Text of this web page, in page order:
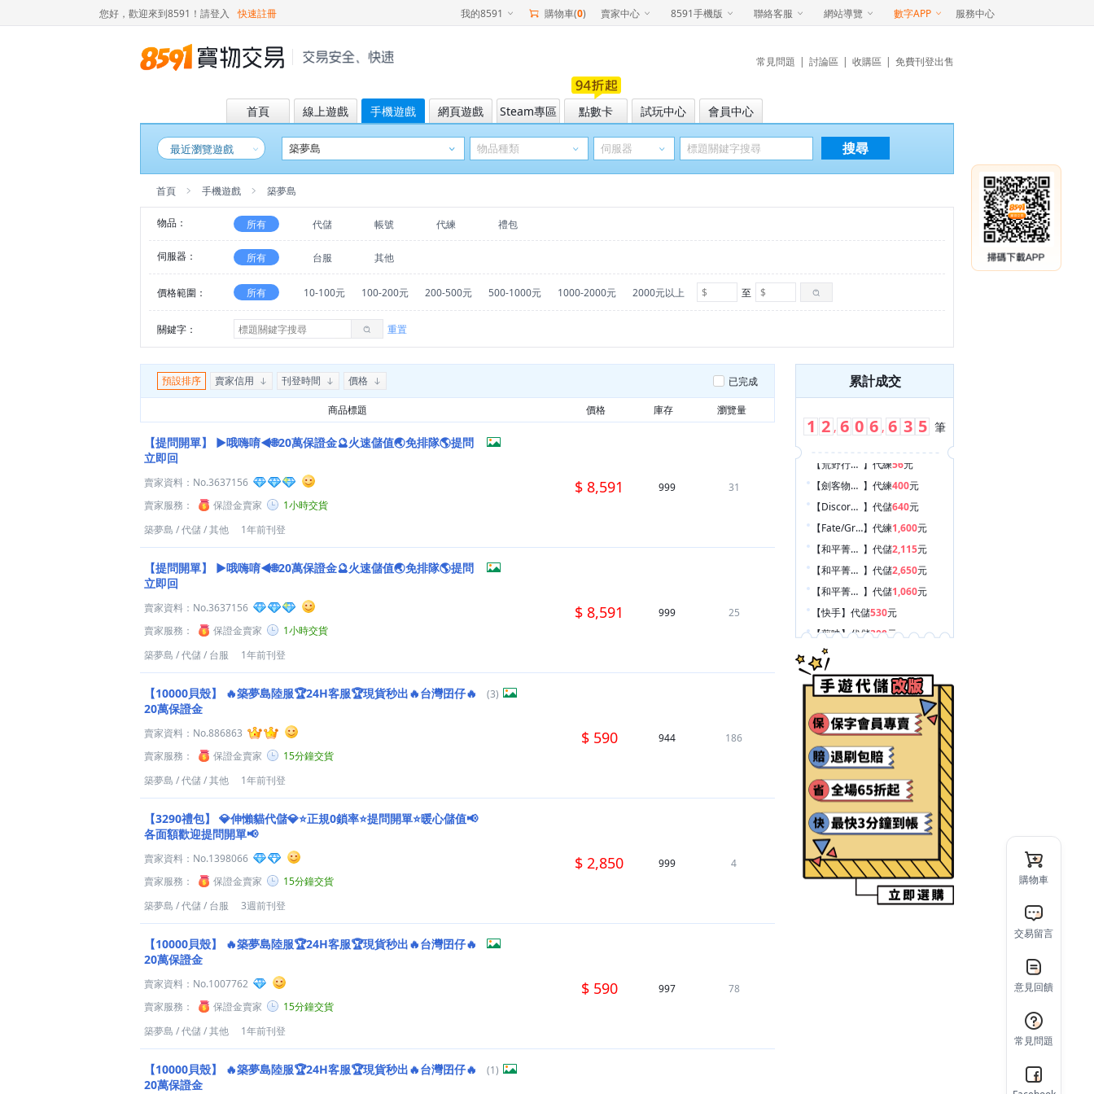
您好，歡迎來到8591！ 請登入 快速註冊 我的8591 購物車(0) 賣家中心 8591手機版 聯絡客服 網站導覽 數字APP 服務中心
常見問題 | 討論區 | 收購區 | 免費刊登出售
首頁 線上遊戲 手機遊戲 網頁遊戲 Steam專區 點數卡 試玩中心 會員中心
最近瀏覽遊戲 搜尋
首頁 手機遊戲 築夢島
物品： 所有 代儲 帳號 代練 禮包
伺服器： 所有 台服 其他
價格範圍： 所有 10-100元 100-200元 200-500元 500-1000元 1000-2000元 2000元以上 至
關鍵字： 重置
預設排序 賣家信用 刊登時間 價格 已完成
商品標題 價格 庫存 瀏覽量
【提問開單】
►哦嗨唷◄🌐20萬保證金🔮火速儲值🌏免排隊🌎提問
立即回
賣家資料： No.3637156
賣家服務：
保證金賣家
1小時交貨
築夢島 /代儲/其他 1年前刊登
$ 8,591 999 31
【提問開單】
►哦嗨唷◄🌐20萬保證金🔮火速儲值🌏免排隊🌎提問
立即回
賣家資料： No.3637156
賣家服務：
保證金賣家
1小時交貨
築夢島 /代儲/ 台服 1年前刊登
$ 8,591 999 25
【10000貝殼】
🔥築夢島陸服🏆24H客服🏆現貨秒出🔥台灣囝仔🔥
20萬保證金
(3)
賣家資料： No.886863
賣家服務：
保證金賣家
15分鐘交貨
築夢島 /代儲/其他 1年前刊登
$ 590 944 186
【3290禮包】
💎伸懶貓代儲💎⭐正規0鎖率⭐提問開單⭐暖心儲值📢
各面額歡迎提問開單📢
賣家資料： No.1398066
賣家服務：
保證金賣家
15分鐘交貨
築夢島 /代儲/ 台服 3週前刊登
$ 2,850 999 4
【10000貝殼】
🔥築夢島陸服🏆24H客服🏆現貨秒出🔥台灣囝仔🔥
20萬保證金
賣家資料： No.1007762
賣家服務：
保證金賣家
15分鐘交貨
築夢島 /代儲/其他 1年前刊登
$ 590 997 78
【10000貝殼】
🔥築夢島陸服🏆24H客服🏆現貨秒出🔥台灣囝仔🔥
20萬保證金
(1)
累計成交
1 2 , 6 0 6 , 6 3 5 筆
】 代練 400 元
】 代儲
元
】 代練 1,600元
】 代儲 2,115 元
】 代儲 2,650 元
】 代儲 1,060 元
【快手 】 代儲 530元
【剪映 】 代儲
元
【Garena 極速領域】 代儲1,827元
【Pokemon GO 】道具50元
【Pokemon GO 】代練500
【hololive Dreams 】代練465
【Roblox】代儲450元
【Garena 傳說對決】帳號11,500元
【Garena 傳說對決】禮包250元
【三角洲行動 】代練350元
【Roblox】代儲636元
【三角洲行動 】帳號100元
購物車
交易留言
意見回饋
常見問題